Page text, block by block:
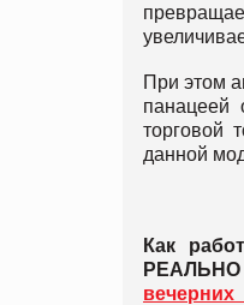
При этом
панацеей
торговой
данной
Как
РЕАЛЬНО